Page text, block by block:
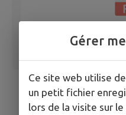
Gérer
Ce site web utilise
un petit fichier
lors de la visite sur le